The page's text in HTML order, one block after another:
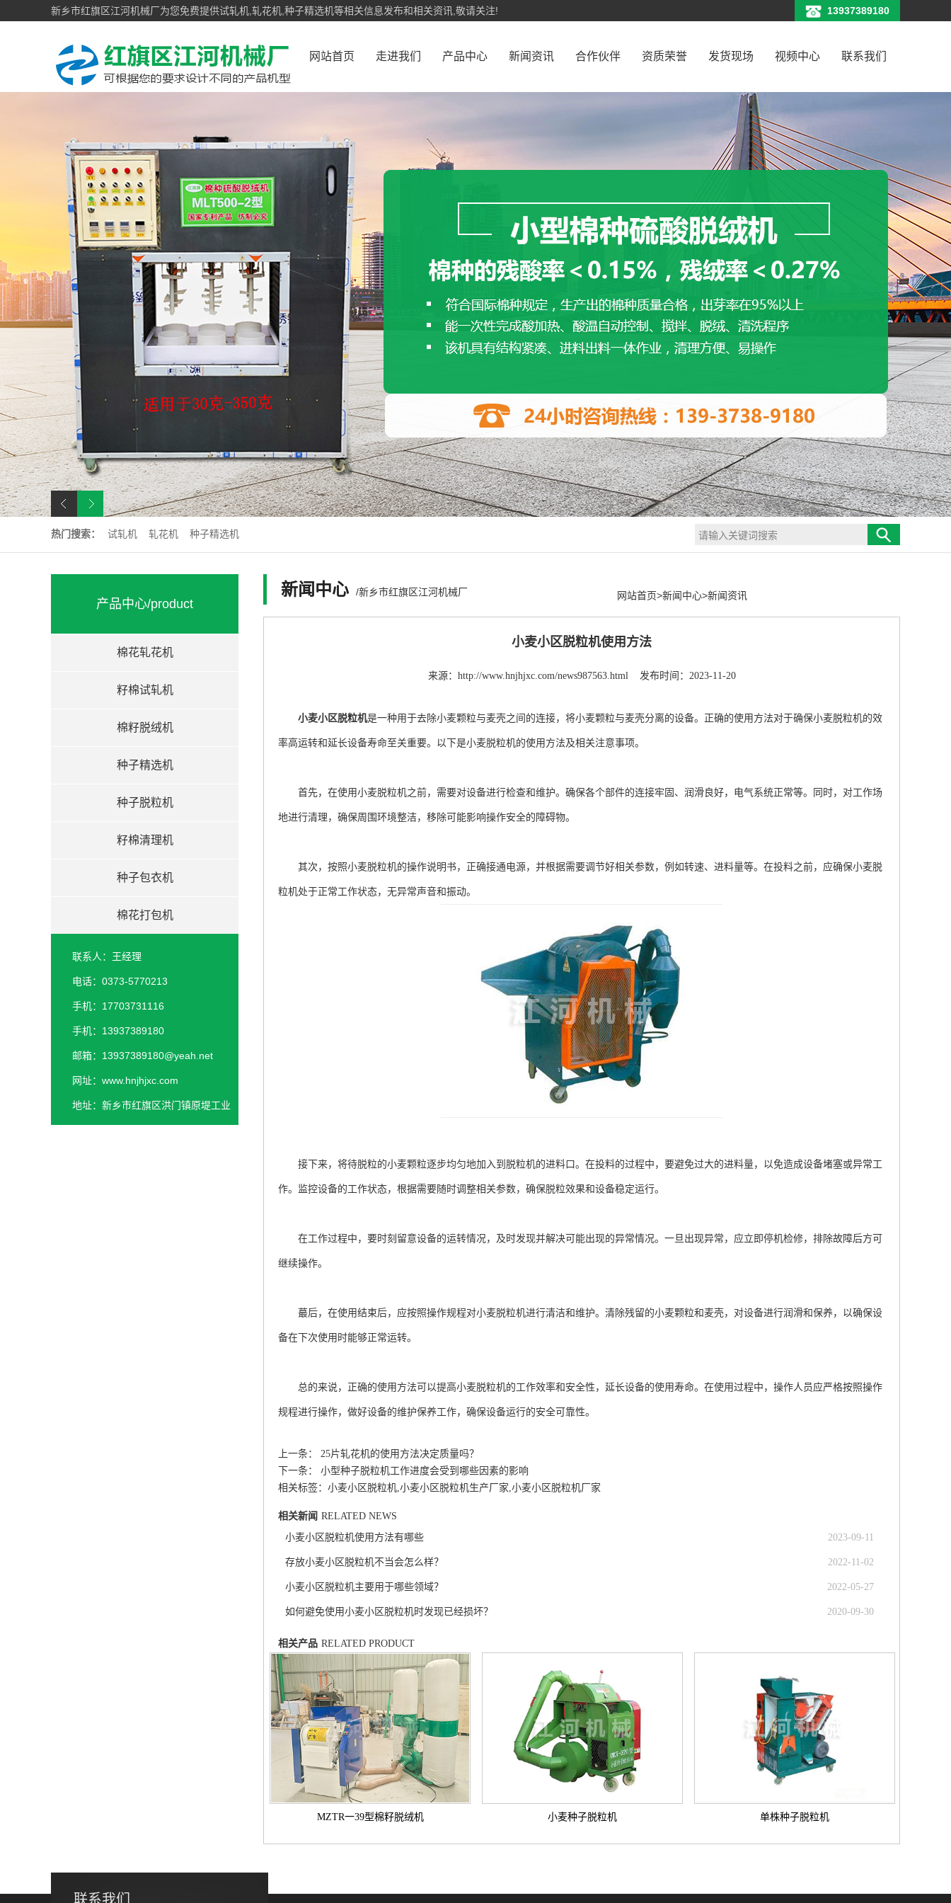
新乡市红旗区江河机械厂为您免费提供试轧机,轧花机,种子精选机等相关信息发布和相关资讯,敬请关注! 13937389180
网站首页 走进我们 产品中心 新闻资讯 合作伙伴 资质荣誉 发货现场 视频中心 联系我们
热门搜索： 试轧机 轧花机 种子精选机
产品中心/product
棉花轧花机
籽棉试轧机
棉籽脱绒机
种子精选机
种子脱粒机
籽棉清理机
种子包衣机
棉花打包机
联系人：王经理
电话：0373-5770213
手机：17703731116
手机：13937389180
邮箱：13937389180@yeah.net
网址：www.hnjhjxc.com
地址：新乡市红旗区洪门镇原堤工业
新闻中心 /新乡市红旗区江河机械厂 网站首页>新闻中心>新闻资讯
小麦小区脱粒机使用方法
来源：http://www.hnjhjxc.com/news987563.html 发布时间：2023-11-20
小麦小区脱粒机是一种用于去除小麦颗粒与麦壳之间的连接，将小麦颗粒与麦壳分离的设备。正确的使用方法对于确保小麦脱粒机的效
率高运转和延长设备寿命至关重要。以下是小麦脱粒机的使用方法及相关注意事项。
首先，在使用小麦脱粒机之前，需要对设备进行检查和维护。确保各个部件的连接牢固、润滑良好，电气系统正常等。同时，对工作场
地进行清理，确保周围环境整洁，移除可能影响操作安全的障碍物。
其次，按照小麦脱粒机的操作说明书，正确接通电源，并根据需要调节好相关参数，例如转速、进料量等。在投料之前，应确保小麦脱
粒机处于正常工作状态，无异常声音和振动。
接下来，将待脱粒的小麦颗粒逐步均匀地加入到脱粒机的进料口。在投料的过程中，要避免过大的进料量，以免造成设备堵塞或异常工
作。监控设备的工作状态，根据需要随时调整相关参数，确保脱粒效果和设备稳定运行。
在工作过程中，要时刻留意设备的运转情况，及时发现并解决可能出现的异常情况。一旦出现异常，应立即停机检修，排除故障后方可
继续操作。
蕞后，在使用结束后，应按照操作规程对小麦脱粒机进行清洁和维护。清除残留的小麦颗粒和麦壳，对设备进行润滑和保养，以确保设
备在下次使用时能够正常运转。
总的来说，正确的使用方法可以提高小麦脱粒机的工作效率和安全性，延长设备的使用寿命。在使用过程中，操作人员应严格按照操作
规程进行操作，做好设备的维护保养工作，确保设备运行的安全可靠性。
上一条： 25片轧花机的使用方法决定质量吗？
下一条： 小型种子脱粒机工作进度会受到哪些因素的影响
相关标签：小麦小区脱粒机,小麦小区脱粒机生产厂家,小麦小区脱粒机厂家
相关新闻 RELATED NEWS
小麦小区脱粒机使用方法有哪些
2023-09-11
存放小麦小区脱粒机不当会怎么样？ 2022-11-02
小麦小区脱粒机主要用于哪些领域？ 2022-05-27
如何避免使用小麦小区脱粒机时发现已经损坏？ 2020-09-30
相关产品 RELATED PRODUCT
MZTR一39型棉籽脱绒机 小麦种子脱粒机 单株种子脱粒机
联系我们